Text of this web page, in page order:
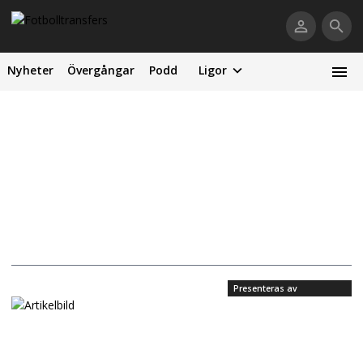
Nyheter Övergångar Podd Ligor
Presenteras av